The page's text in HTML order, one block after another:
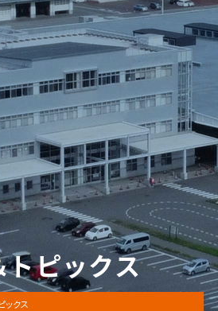
ピックス
ックス